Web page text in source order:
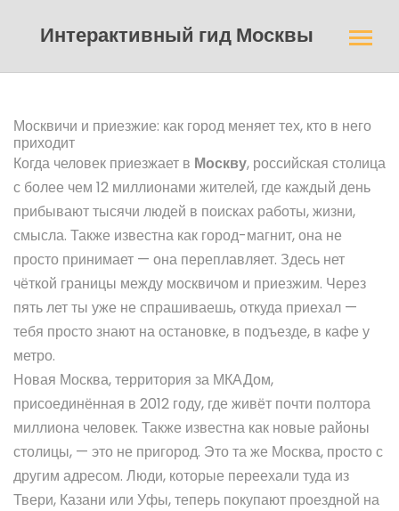
Интерактивный гид Москвы
Москвичи и приезжие: как город меняет тех, кто в него
приходит
Когда человек приезжает в Москву, российская столица
с более чем 12 миллионами жителей, где каждый день
прибывают тысячи людей в поисках работы, жизни,
смысла. Также известна как город-магнит, она не
просто принимает — она переплавляет. Здесь нет
чёткой границы между москвичом и приезжим. Через
пять лет ты уже не спрашиваешь, откуда приехал —
тебя просто знают на остановке, в подъезде, в кафе у
метро.
Новая Москва,территория за МКАДом,
присоединённая в 2012 году, где живёт почти полтора
миллиона человек. Также известна как новые районы
столицы, — это не пригород. Это та же Москва, просто с
другим адресом. Люди, которые переехали туда из
Твери, Казани или Уфы, теперь покупают проездной на